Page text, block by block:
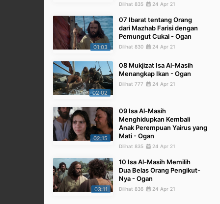
Dilihat 835 24 Apr 21
01:03
07 Ibarat tentang Orang
dari Mazhab Farisi dengan
Pemungut Cukai - Ogan
Dilihat 830 24 Apr 21
02:02
08 Mukjizat Isa Al-Masih
Menangkap Ikan - Ogan
Dilihat 777 24 Apr 21
02:15
09 Isa Al-Masih
Menghidupkan Kembali
Anak Perempuan Yairus yang
Mati - Ogan
Dilihat 835 24 Apr 21
03:11
10 Isa Al-Masih Memilih
Dua Belas Orang Pengikut-
Nya - Ogan
Dilihat 836 24 Apr 21